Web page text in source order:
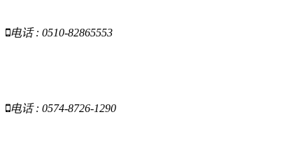
电话 : 0510-82865553
电话 : 0574-8726-1290